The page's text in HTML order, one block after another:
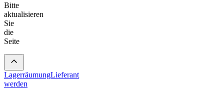
Bitte
aktualisieren
Sie
die
Seite
LagerräumungLieferant
werden